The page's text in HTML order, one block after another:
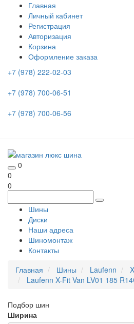
Главная
Личный кабинет
Регистрация
Авторизация
Корзина
Оформление заказа
+7 (978) 222-02-03
+7 (978) 700-06-51
+7 (978) 700-06-56
0
0
0
Шины
Диски
Наши адреса
Шиномонтаж
Контакты
Главная
Шины Laufenn
Laufenn X-Fit Van LV01 185
Подбор шин
Ширина